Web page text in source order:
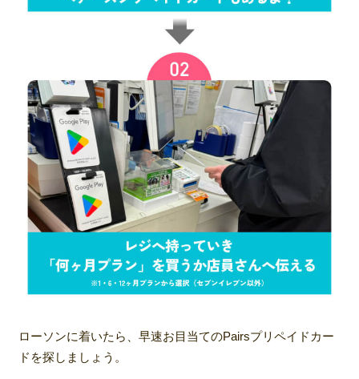
ローソンに着いたら、早速お目当てのPairsプリペイドカー
ドを探しましょう。